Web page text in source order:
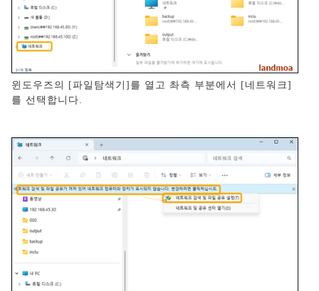
윈도우즈의 [파일탐색기]를 열고 촤측 부분에서 [네트워크]
를 선택합니다.